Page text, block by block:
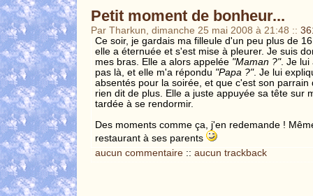
Petit moment de bonheur...
Par Tharkun, dimanche 25 mai 2008 à 21:48 ::
Ce soir, je gardais ma filleule d'un peu plus de
elle a éternuée et s'est mise à pleurer. Je suis
mes bras. Elle a alors appelée "Maman ?". Je lui
pas là, et elle m'a répondu "Papa ?". Je lui
absentés pour la soirée, et que c'est son parrain
rien dit de plus. Elle a juste appuyée sa tête sur
tardée à se rendormir.
Des moments comme ça, j'en redemande !
restaurant à ses parents
aucun commentaire :: aucun trackback